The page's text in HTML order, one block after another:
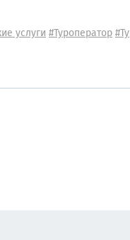
услуги#Туроператор